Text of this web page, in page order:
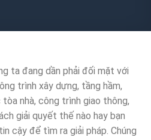
ta đang dần phải đối mặt với
trình xây dựng, tầng hầm,
nhà, công trình giao thông,
giải quyết thế nào hay bạn
cậy để tìm ra giải pháp. Chúng